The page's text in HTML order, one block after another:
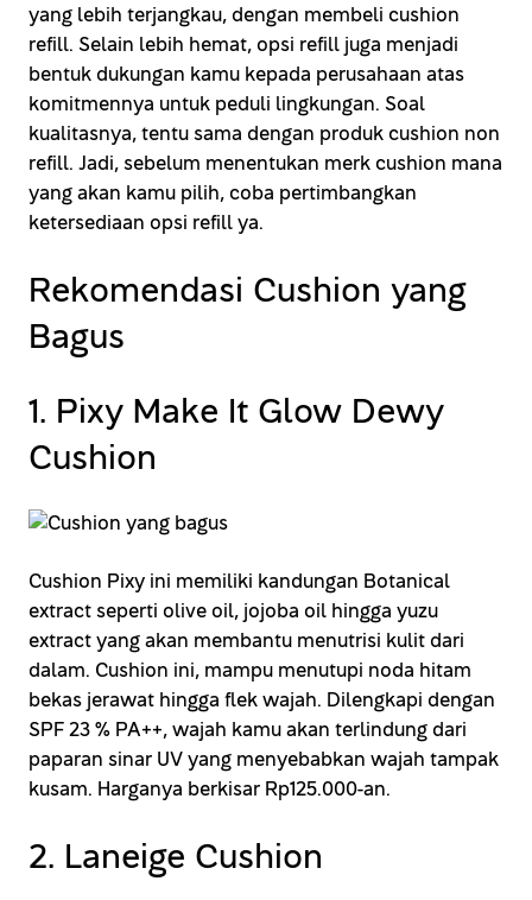
yang lebih terjangkau, dengan membeli cushion
refill. Selain lebih hemat, opsi refill juga menjadi
bentuk dukungan kamu kepada perusahaan atas
komitmennya untuk peduli lingkungan. Soal
kualitasnya, tentu sama dengan produk cushion non
refill. Jadi, sebelum menentukan merk cushion mana
yang akan kamu pilih, coba pertimbangkan
ketersediaan opsi refill ya.
Rekomendasi Cushion yang
Bagus
1. Pixy Make It Glow Dewy
Cushion
Cushion Pixy ini memiliki kandungan Botanical
extract seperti olive oil, jojoba oil hingga yuzu
extract yang akan membantu menutrisi kulit dari
dalam. Cushion ini, mampu menutupi noda hitam
bekas jerawat hingga flek wajah. Dilengkapi dengan
SPF 23 % PA++, wajah kamu akan terlindung dari
paparan sinar UV yang menyebabkan wajah tampak
kusam. Harganya berkisar Rp125.000-an.
2. Laneige Cushion